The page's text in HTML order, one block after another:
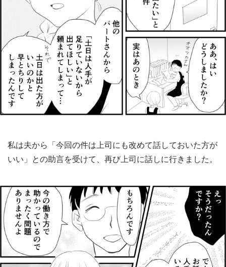
私は夫から「今回の件は上司にも改めて話しておいた方が
いい」との助言を受けて、再び上司に話しに行きました。